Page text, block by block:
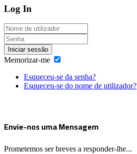
Log In
Iniciar sessão
Memorizar-me
Esqueceu-se da senha?
Esqueceu-se do nome de utilizador?
Envie-nos uma Mensagem
Prometemos ser breves a responder-lhe...